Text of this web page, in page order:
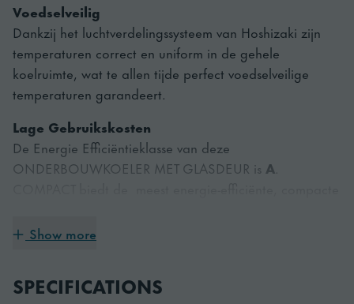
Voedselveilig
Dankzij het luchtverdelingssysteem van Hoshizaki zijn
temperaturen correct en uniform in de gehele
koelruimte, wat te allen tijde perfect voedselveilige
temperaturen garandeert.
Lage Gebruikskosten
De Energie Efficiëntieklasse van deze
ONDERBOUWKOELER MET GLASDEUR is A.
afneembare deurrubber en de geïntegreerde
Show more
SPECIFICATIONS